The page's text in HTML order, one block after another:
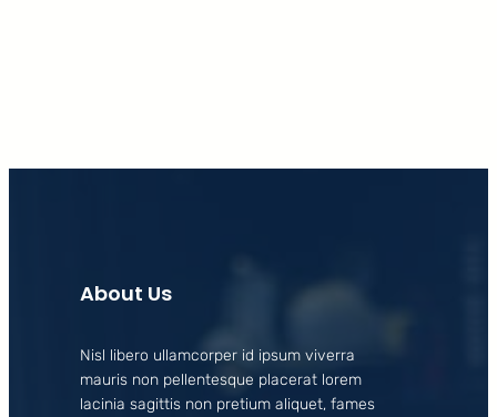
About Us
Nisl libero ullamcorper id ipsum viverra
mauris non pellentesque placerat lorem
lacinia sagittis non pretium aliquet, fames